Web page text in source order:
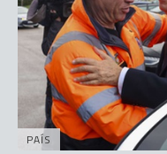
PAÍS